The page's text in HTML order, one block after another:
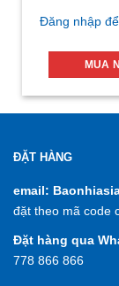
Đăng nhập
MUA
ĐẶT HÀNG
email:
đặt theo mã code
Đặt hàng qua
778 866 866